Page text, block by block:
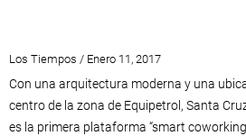
Los Tiempos / Enero 11, 2017
Con una arquitectura moderna y una
centro de la zona de Equipetrol, Santa
es la primera plataforma “smart